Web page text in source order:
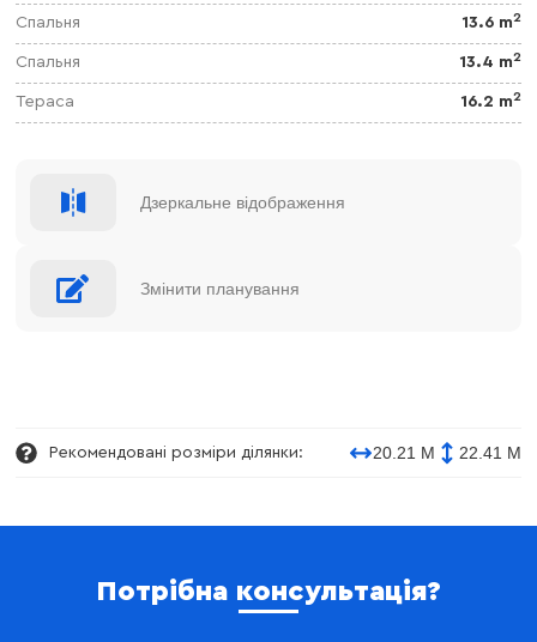
Спальня 13.6 m2
Спальня 13.4 m2
Тераса 16.2 m2
Дзеркальне відображення
Змінити планування
Рекомендовані розміри ділянки: 20.21 М 22.41 М
Потрібна консультація?